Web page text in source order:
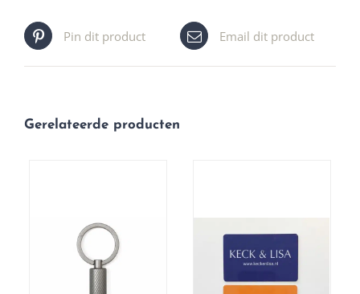
Pin dit product Email dit product
Gerelateerde producten